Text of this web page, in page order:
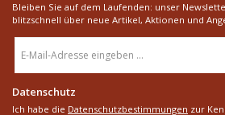
Bleiben Sie auf dem Laufenden: unser
blitzschnell über neue Artikel, Aktionen und
Mail-
Datenschutz
Ich habe die Datenschutzbestimmungen zur